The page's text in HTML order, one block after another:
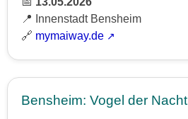
📍 Innenstadt Bensheim
🔗 mymaiway.de
Bensheim: Vogel der Nacht